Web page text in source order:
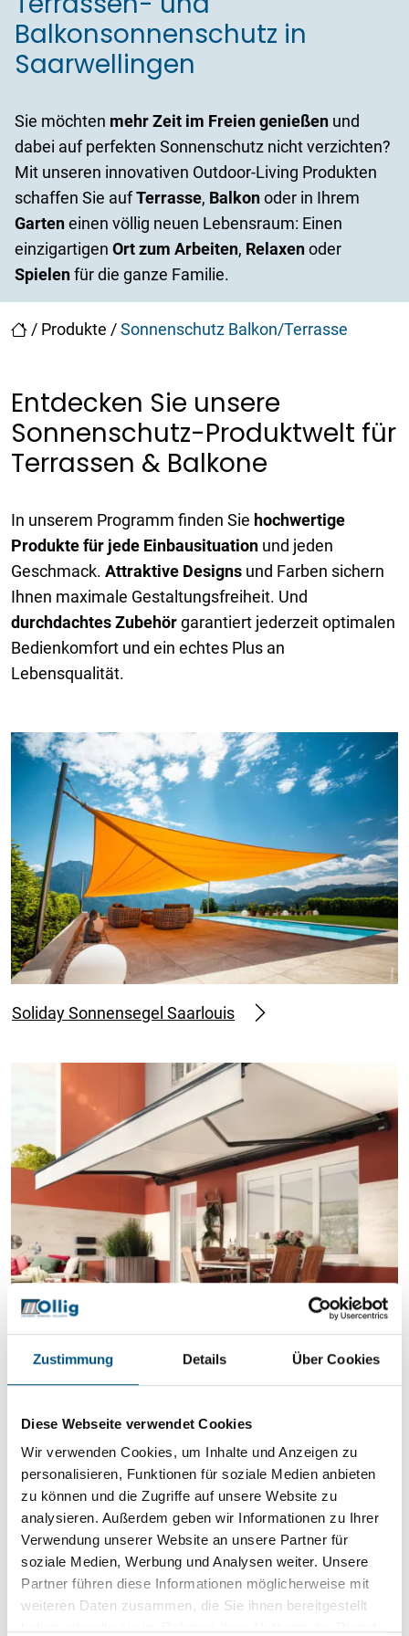
Zustimmung Details Über Cookies
Diese Webseite verwendet Cookies
Wir verwenden Cookies, um Inhalte und Anzeigen zu
personalisieren, Funktionen für soziale Medien anbieten
zu können und die Zugriffe auf unsere Website zu
analysieren. Außerdem geben wir Informationen zu Ihrer
Verwendung unserer Website an unsere Partner für
soziale Medien, Werbung und Analysen weiter. Unsere
Partner führen diese Informationen möglicherweise mit
weiteren Daten zusammen, die Sie ihnen bereitgestellt
/ Produkte /Sonnenschutz Balkon/Terrasse
Balkonsonnenschutz in
Saarwellingen
Sie möchten mehr Zeit im Freiengenießen und
dabei auf perfekten Sonnenschutz nicht verzichten?
Mit unseren innovativen Outdoor-Living Produkten
schaffen Sie aufTerrasse, Balkonoder in Ihrem
Garteneinen völlig neuen Lebensraum: Einen
einzigartigen Ort zum Arbeiten, Relaxenoder
Spielenfür die ganze Familie.
Entdecken Sie unsere
Sonnenschutz-Produktwelt für
Terrassen & Balkone
In unserem Programm finden Sie hochwertige
Produkte für jede Einbausituation und jeden
Geschmack. Attraktive Designs und Farben sichern
Ihnen maximale Gestaltungsfreiheit. Und
durchdachtes Zubehörgarantiert jederzeit optimalen
Bedienkomfort und ein echtes Plus an
Lebensqualität.
Soliday Sonnensegel Saarlouis